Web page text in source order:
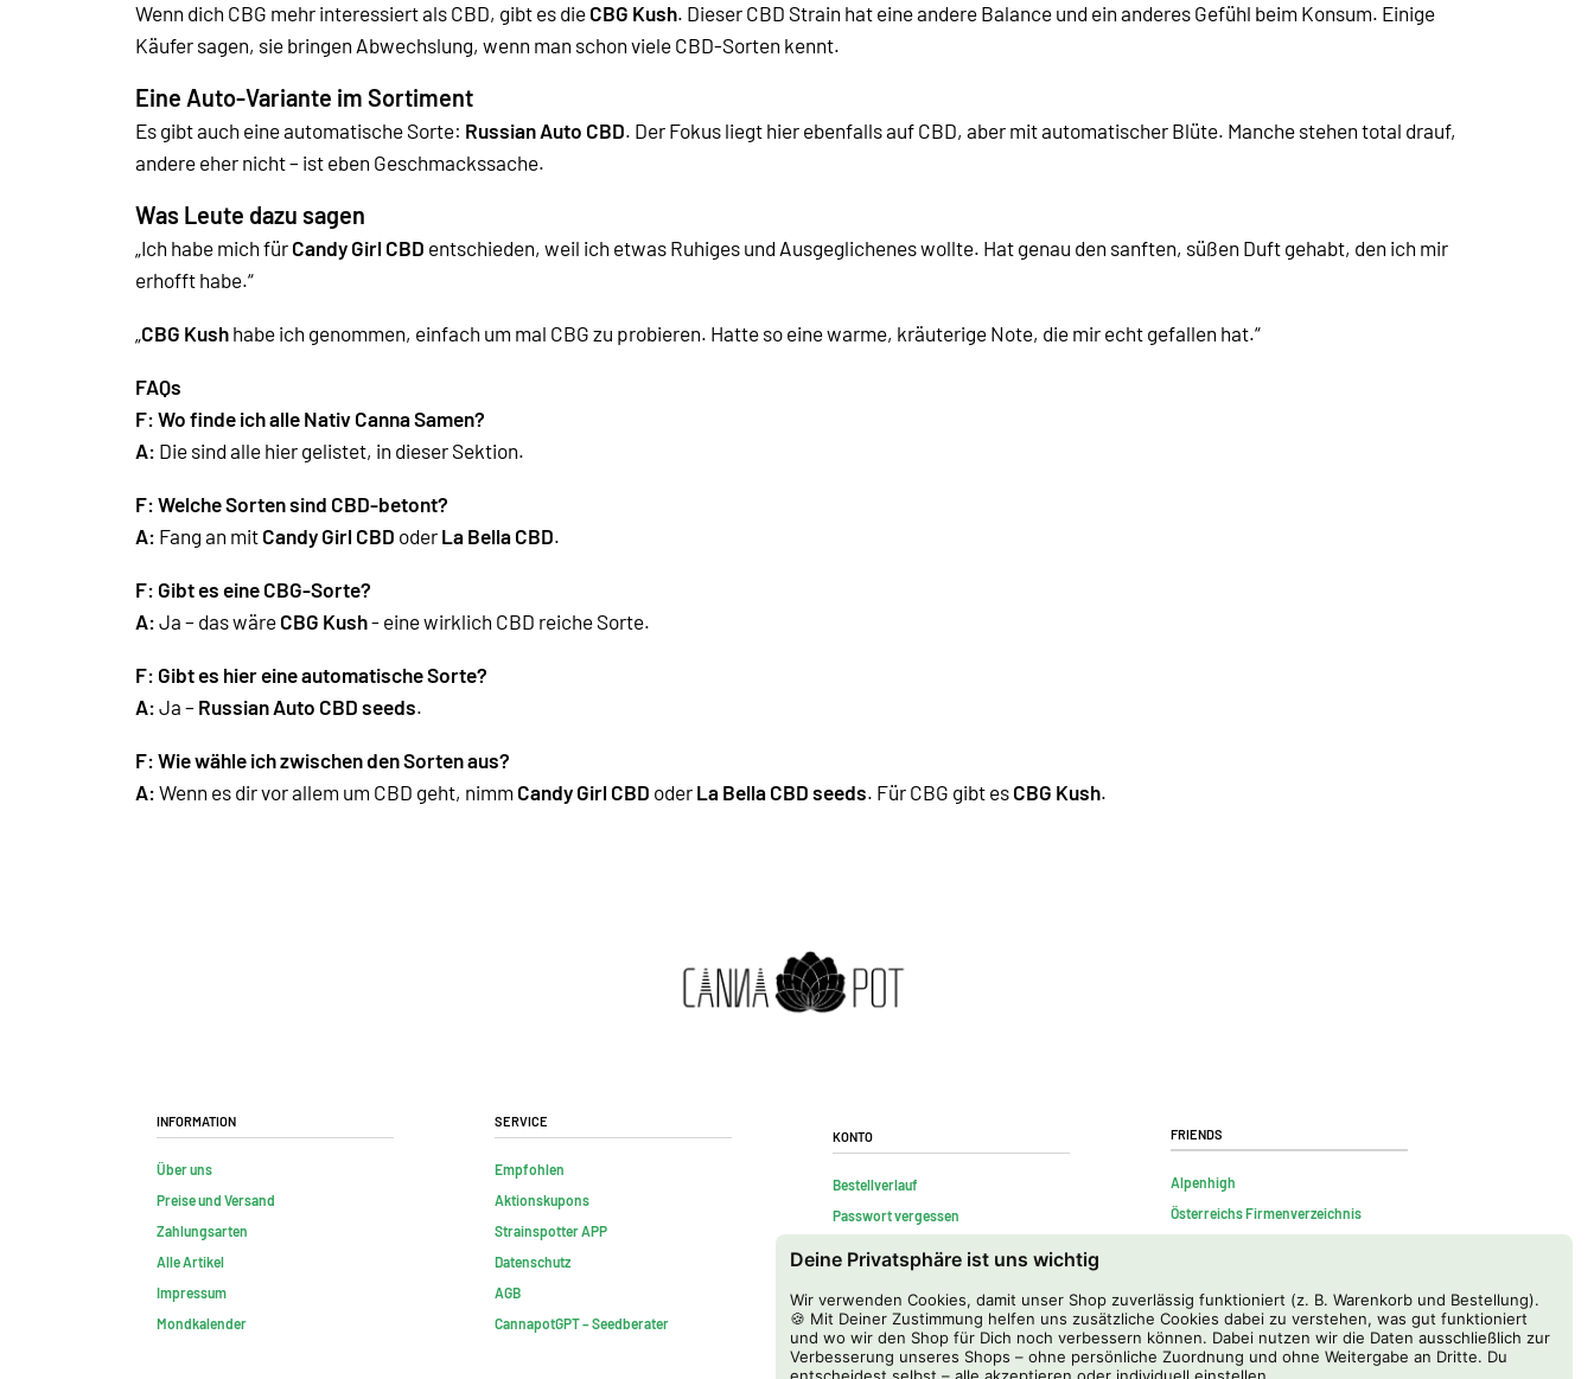
Deine Privatsphäre ist uns wichtig
Wir verwenden Cookies, damit unser Shop zuverlässig funktioniert (z. B. Warenkorb und Bestellung).
🍪 Mit Deiner Zustimmung helfen uns zusätzliche Cookies dabei zu verstehen, was gut funktioniert
und wo wir den Shop für Dich noch verbessern können. Dabei nutzen wir die Daten ausschließlich zur
Verbesserung unseres Shops – ohne persönliche Zuordnung und ohne Weitergabe an Dritte. Du
Wenn dich CBG mehr interessiert als CBD, gibt es die CBG Kush. Dieser CBD Strain hat eine andere Balance und ein anderes Gefühl beim Konsum. Einige
Käufer sagen, sie bringen Abwechslung, wenn man schon viele CBD-Sorten kennt.
Eine Auto-Variante im Sortiment
Es gibt auch eine automatische Sorte: Russian Auto CBD. Der Fokus liegt hier ebenfalls auf CBD, aber mit automatischer Blüte. Manche stehen total drauf,
andere eher nicht – ist eben Geschmackssache.
Was Leute dazu sagen
„Ich habe mich für Candy Girl CBD entschieden, weil ich etwas Ruhiges und Ausgeglichenes wollte. Hat genau den sanften, süßen Duft gehabt, den ich mir
erhofft habe.“
„CBG Kush habe ich genommen, einfach um mal CBG zu probieren. Hatte so eine warme, kräuterige Note, die mir echt gefallen hat.“
FAQs
F: Wo finde ich alle Nativ Canna Samen?
A: Die sind alle hier gelistet, in dieser Sektion.
F: Welche Sorten sind CBD-betont?
A: Fang an mit Candy Girl CBD oder La Bella CBD.
F: Gibt es eine CBG-Sorte?
A: Ja – das wäre CBG Kush- eine wirklich CBD reiche Sorte.
F: Gibt es hier eine automatische Sorte?
A: Ja – Russian Auto CBD seeds.
F: Wie wähle ich zwischen den Sorten aus?
A: Wenn es dir vor allem um CBD geht, nimm Candy Girl CBD oder La Bella CBD seeds. Für CBG gibt es CBG Kush.
Information
Über uns
Preise und Versand
Zahlungsarten
Alle Artikel
Impressum
Mondkalender
Service
Empfohlen
Aktionskupons
Strainspotter APP
Datenschutz
AGB
CannapotGPT – Seedberater
Konto
Bestellverlauf
Passwort vergessen
Vertrag widerrufen
Friends
Alpenhigh
Österreichs Firmenverzeichnis